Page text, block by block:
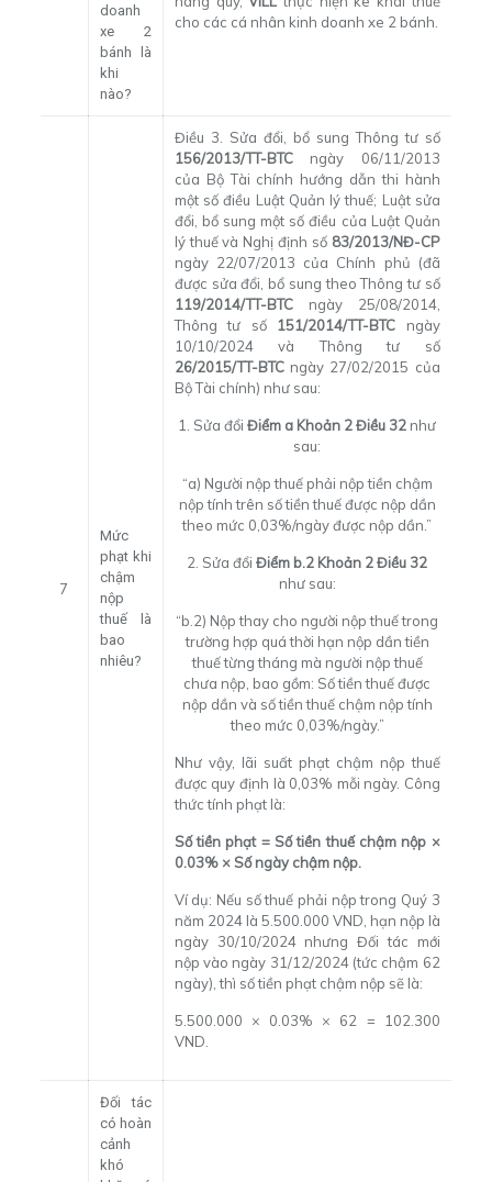
doanh
xe 2
bánh là
khi
nào?
cho các cá nhân kinh doanh xe 2 bánh.
7
Mức
phạt khi
chậm
nộp
thuế là
bao
nhiêu?
Điều 3. Sửa đổi, bổ sung Thông tư số
156/2013/TT-BTCngày 06/11/2013
của Bộ Tài chính hướng dẫn thi hành
một số điều Luật Quản lý thuế; Luật sửa
đổi, bổ sung một số điều của Luật Quản
lý thuế và Nghị định số 83/2013/NĐ-CP
ngày 22/07/2013 của Chính phủ (đã
được sửa đổi, bổ sung theo Thông tư số
119/2014/TT-BTCngày 25/08/2014,
Thông tư số 151/2014/TT-BTC ngày
10/10/2024 và Thông tư số
26/2015/TT-BTCngày 27/02/2015 của
Bộ Tài chính) như sau:
1. Sửa đổiĐiểm a Khoản 2 Điều 32như
sau:
“a) Người nộp thuế phải nộp tiền chậm
nộp tính trên số tiền thuế được nộp dần
theo mức 0,03%/ngày được nộp dần.”
2. Sửa đổiĐiểm b.2 Khoản 2 Điều 32
như sau:
“b.2) Nộp thay cho người nộp thuế trong
trường hợp quá thời hạn nộp dần tiền
thuế từng tháng mà người nộp thuế
chưa nộp, bao gồm: Số tiền thuế được
nộp dần và số tiền thuế chậm nộp tính
theo mức 0,03%/ngày.”
Như vậy, lãi suất phạt chậm nộp thuế
được quy định là 0,03% mỗi ngày. Công
thức tính phạt là:
Số tiền phạt = Số tiền thuế chậm nộp ×
0.03% × Số ngày chậm nộp.
Ví dụ: Nếu số thuế phải nộp trong Quý 3
năm 2024 là 5.500.000 VND, hạn nộp là
ngày 30/10/2024 nhưng Đối tác mới
nộp vào ngày 31/12/2024 (tức chậm 62
ngày), thì số tiền phạt chậm nộp sẽ là:
5.500.000 × 0.03% × 62 = 102.300
VND.
Đối tác
có hoàn
cảnh
khó